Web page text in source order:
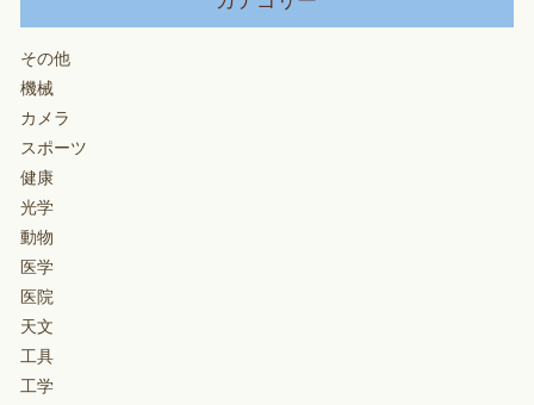
その他
機械
カメラ
スポーツ
健康
光学
動物
医学
医院
天文
工具
工学